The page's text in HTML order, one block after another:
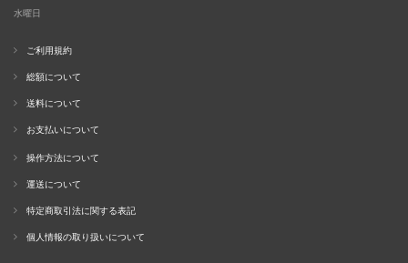
水曜日
ご利用規約
総額について
送料について
お支払いについて
操作方法について
運送について
特定商取引法に関する表記
個人情報の取り扱いについて